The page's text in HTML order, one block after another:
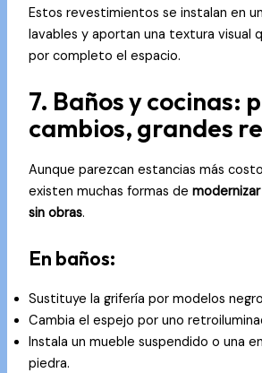
Estos revestimientos se instalan en
lavables y aportan una textura visual
por completo el espacio.
7. Baños y cocinas:
cambios, grandes
Aunque parezcan estancias más
existen muchas formas de
sin obras.
En baños:
Sustituye la grifería por modelos
Cambia el espejo por uno
Instala un mueble suspendido o una
piedra.